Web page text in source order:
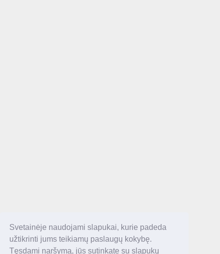
Svetainėje naudojami slapukai, kurie padeda
užtikrinti jums teikiamų paslaugų kokybę.
Tęsdami naršymą, jūs sutinkate su slapukų